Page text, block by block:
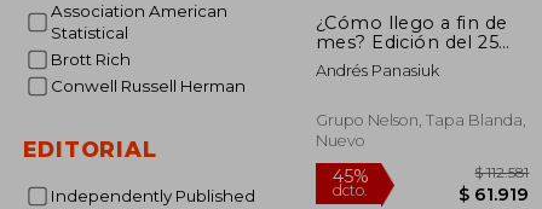
Association American
Statistical
Brott Rich
Conwell Russell Herman
EDITORIAL
Independently Published
¿Cómo llego a fin de
mes? Edición del 25
Aniversario: Un plan
práctico hacia la
Andrés Panasiuk
Grupo Nelson, Tapa Blanda,
Nuevo